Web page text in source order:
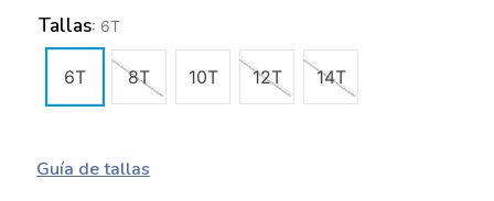
Tallas: 6T
6T 8T 10T 12T 14T
Guía de tallas